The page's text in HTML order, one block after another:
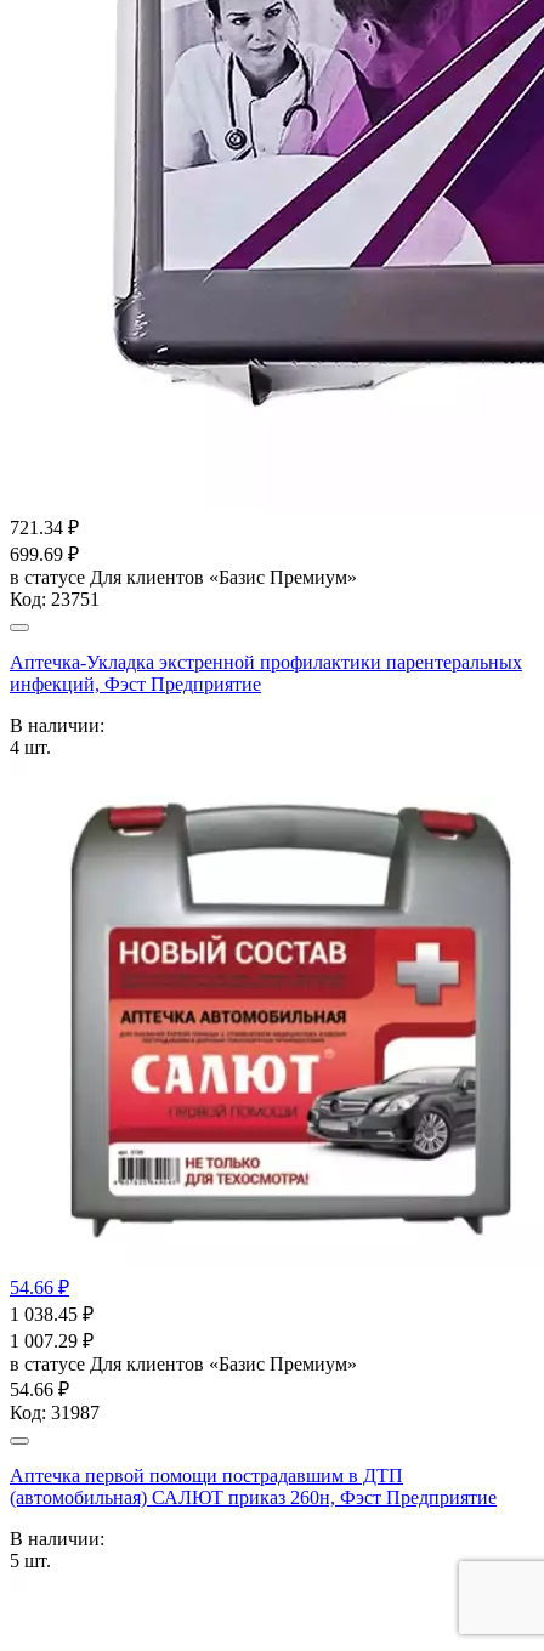
721.34 ₽
699.69 ₽
в статусе Для клиентов «Базис Премиум»
Код: 23751
Аптечка-Укладка экстренной профилактики парентеральных
инфекций, Фэст Предприятие
В наличии:
4 шт.
54.66 ₽
1 038.45 ₽
1 007.29 ₽
в статусе Для клиентов «Базис Премиум»
54.66 ₽
Код: 31987
Аптечка первой помощи пострадавшим в ДТП
(автомобильная) САЛЮТ приказ 260н, Фэст Предприятие
В наличии:
5 шт.